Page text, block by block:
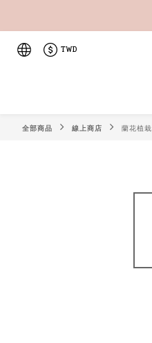
TWD
全部商品 線上商店 蘭花植栽